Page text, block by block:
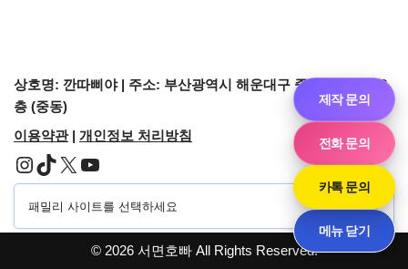
제작 문의
전화 문의
카톡 문의
메뉴 닫기
상호명: 깐따삐야 | 주소: 부산광역시 해운대구 중동1로 44-2, 3
층 (중동)
이용약관| 개인정보 처리방침
© 2026 서면호빠 All Rights Reserved.